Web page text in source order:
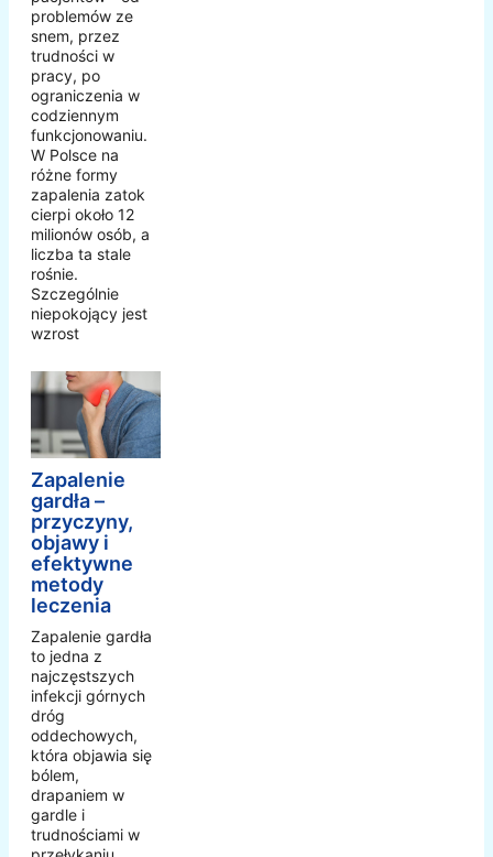
problemów ze
snem, przez
trudności w
pracy, po
ograniczenia w
codziennym
funkcjonowaniu.
W Polsce na
różne formy
zapalenia zatok
cierpi około 12
milionów osób, a
liczba ta stale
rośnie.
Szczególnie
niepokojący jest
wzrost
Zapalenie
gardła –
przyczyny,
objawy i
efektywne
metody
leczenia
Zapalenie gardła
to jedna z
najczęstszych
infekcji górnych
dróg
oddechowych,
która objawia się
bólem,
drapaniem w
gardle i
trudnościami w